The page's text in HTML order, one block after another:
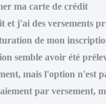
ma carte de crédit
et j'ai des versements
de mon
semble avoir été
mais l'option n'est
par versement,